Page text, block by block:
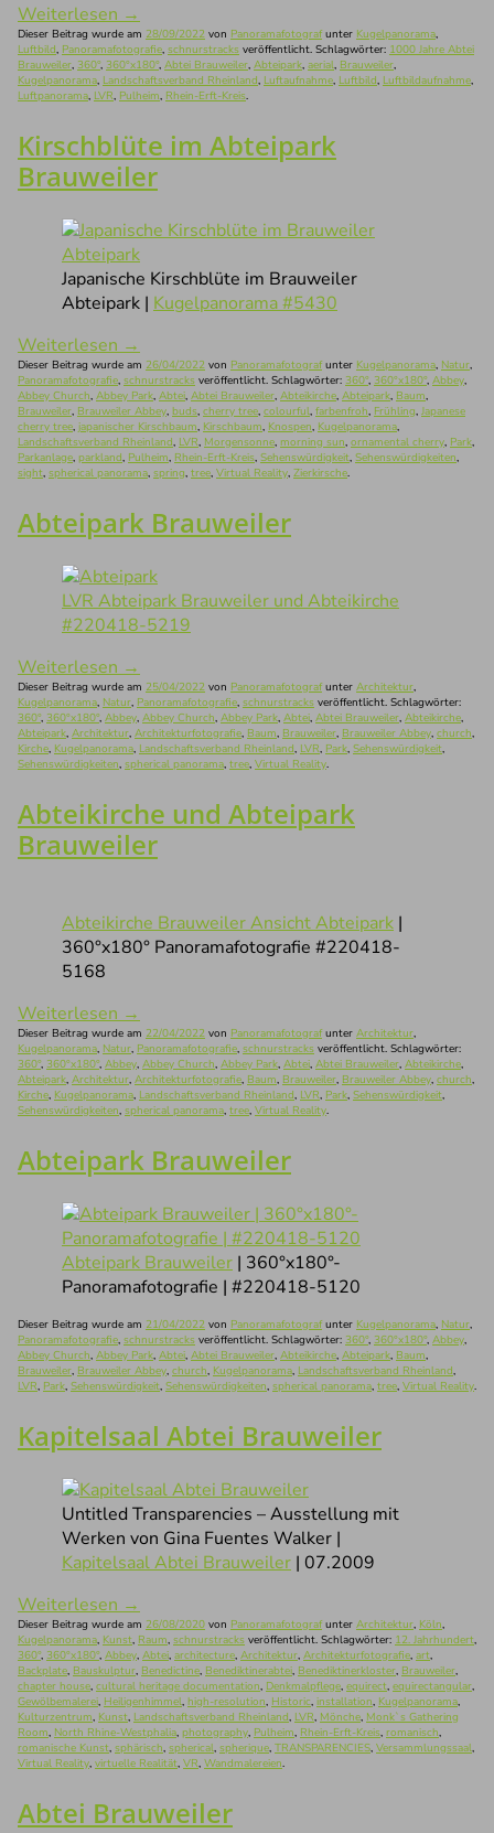
Weiterlesen →
Dieser Beitrag wurde am 28/09/2022 von Panoramafotografunter Kugelpanorama,
Luftbild, Panoramafotografie, schnurstracks veröffentlicht. Schlagwörter: 1000 Jahre Abtei
Brauweiler, 360°, 360°x180°, Abtei Brauweiler, Abteipark, aerial, Brauweiler,
Kugelpanorama, Landschaftsverband Rheinland, Luftaufnahme, Luftbild, Luftbildaufnahme,
Luftpanorama, LVR, Pulheim, Rhein-Erft-Kreis.
Kirschblüte im Abteipark
Brauweiler
Japanische Kirschblüte im Brauweiler
Abteipark | Kugelpanorama #5430
Weiterlesen →
Dieser Beitrag wurde am 26/04/2022 von Panoramafotografunter Kugelpanorama, Natur,
Panoramafotografie, schnurstracks veröffentlicht. Schlagwörter: 360°, 360°x180°, Abbey,
Abbey Church, Abbey Park, Abtei, Abtei Brauweiler, Abteikirche, Abteipark, Baum,
Brauweiler, Brauweiler Abbey, buds, cherry tree, colourful, farbenfroh, Frühling, Japanese
cherry tree, japanischer Kirschbaum, Kirschbaum, Knospen, Kugelpanorama,
Landschaftsverband Rheinland, LVR, Morgensonne, morning sun, ornamental cherry, Park,
Parkanlage, parkland, Pulheim, Rhein-Erft-Kreis, Sehenswürdigkeit, Sehenswürdigkeiten,
sight, spherical panorama, spring, tree, Virtual Reality, Zierkirsche.
Abteipark Brauweiler
LVR Abteipark Brauweiler und Abteikirche
#220418-5219
Weiterlesen →
Dieser Beitrag wurde am 25/04/2022 von Panoramafotografunter Architektur,
Kugelpanorama, Natur, Panoramafotografie, schnurstracks veröffentlicht. Schlagwörter:
360°, 360°x180°, Abbey, Abbey Church, Abbey Park, Abtei, Abtei Brauweiler, Abteikirche,
Abteipark, Architektur, Architekturfotografie, Baum, Brauweiler, Brauweiler Abbey, church,
Kirche, Kugelpanorama, Landschaftsverband Rheinland, LVR, Park, Sehenswürdigkeit,
Sehenswürdigkeiten, spherical panorama, tree, Virtual Reality.
Abteikirche und Abteipark
Brauweiler
Abteikirche Brauweiler Ansicht Abteipark |
360°x180° Panoramafotografie #220418-
5168
Weiterlesen →
Dieser Beitrag wurde am 22/04/2022 von Panoramafotografunter Architektur,
Kugelpanorama, Natur, Panoramafotografie, schnurstracks veröffentlicht. Schlagwörter:
360°, 360°x180°, Abbey, Abbey Church, Abbey Park, Abtei, Abtei Brauweiler, Abteikirche,
Abteipark, Architektur, Architekturfotografie, Baum, Brauweiler, Brauweiler Abbey, church,
Kirche, Kugelpanorama, Landschaftsverband Rheinland, LVR, Park, Sehenswürdigkeit,
Sehenswürdigkeiten, spherical panorama, tree, Virtual Reality.
Abteipark Brauweiler
Abteipark Brauweiler | 360°x180°-
Panoramafotografie | #220418-5120
Dieser Beitrag wurde am 21/04/2022 von Panoramafotografunter Kugelpanorama, Natur,
Panoramafotografie, schnurstracks veröffentlicht. Schlagwörter: 360°, 360°x180°, Abbey,
Abbey Church, Abbey Park, Abtei, Abtei Brauweiler, Abteikirche, Abteipark, Baum,
Brauweiler, Brauweiler Abbey, church, Kugelpanorama, Landschaftsverband Rheinland,
LVR, Park, Sehenswürdigkeit, Sehenswürdigkeiten, spherical panorama, tree, Virtual Reality.
Kapitelsaal Abtei Brauweiler
Untitled Transparencies – Ausstellung mit
Werken von Gina Fuentes Walker |
Kapitelsaal Abtei Brauweiler | 07.2009
Weiterlesen →
Dieser Beitrag wurde am 26/08/2020 von Panoramafotografunter Architektur, Köln,
Kugelpanorama, Kunst, Raum, schnurstracks veröffentlicht. Schlagwörter: 12. Jahrhundert,
360°, 360°x180°, Abbey, Abtei, architecture, Architektur, Architekturfotografie, art,
Backplate, Bauskulptur, Benedictine, Benediktinerabtei, Benediktinerkloster, Brauweiler,
chapter house, cultural heritage documentation, Denkmalpflege, equirect, equirectangular,
Gewölbemalerei, Heiligenhimmel, high-resolution, Historic, installation, Kugelpanorama,
Kulturzentrum, Kunst, Landschaftsverband Rheinland, LVR, Mönche, Monk`s Gathering
Room, North Rhine-Westphalia, photography, Pulheim, Rhein-Erft-Kreis, romanisch,
romanische Kunst, sphärisch, spherical, spherique, TRANSPARENCIES, Versammlungssaal,
Virtual Reality, virtuelle Realität, VR, Wandmalereien.
Abtei Brauweiler